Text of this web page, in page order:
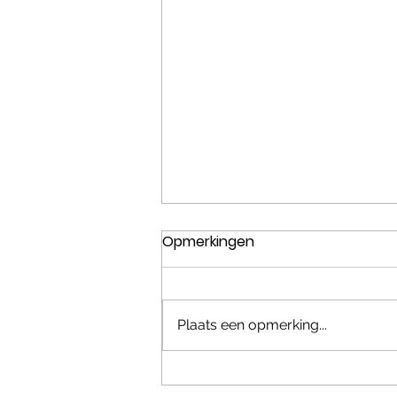
Waarom ik anders kijk naar
Opmerkingen
Plaats een opmerking...